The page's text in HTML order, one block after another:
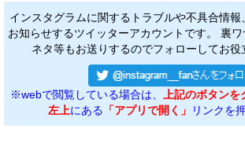
インスタグラムに関するトラブルや不具合情報
お知らせするツイッターアカウントです。 裏ワ
ネタ等もお送りするのでフォローしてお役
※webで閲覧している場合は、
上記のボタン
左上にある 「アプリで開く」 リンクを